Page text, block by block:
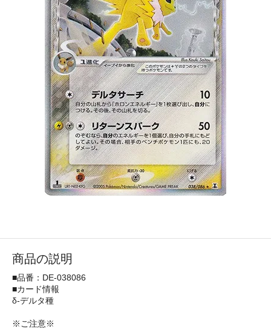
商品の説明
■品番：DE-038086
■カード情報
δ-デルタ種
※ご注意※